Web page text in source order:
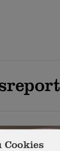
Cookies